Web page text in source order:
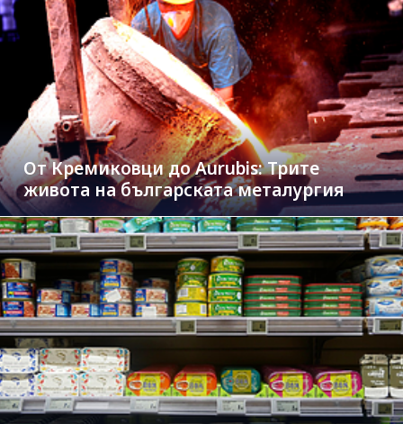
От Кремиковци до Aurubis: Трите
живота на българската металургия